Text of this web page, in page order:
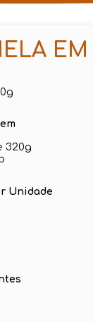
EM
320g
Unidade